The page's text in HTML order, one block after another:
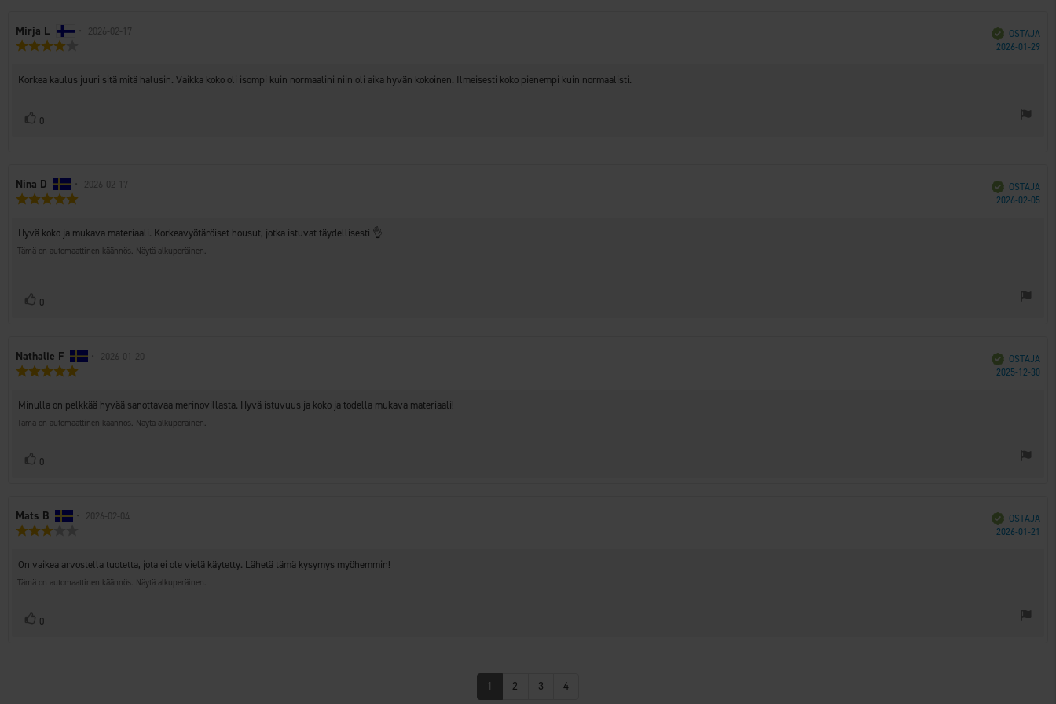
Arvostelun
kirjoittaja:
Mirja L • Arvostelun
2026-02-17
5:sta
Vahvistettu
OSTAJA
2026-01-29
Arvostelun
Korkea kaulus juuri sitä mitä halusin. Vaikka koko oli isompi kuin normaalini niin oli aika hyvän kokoinen. Ilmeisesti koko pienempi kuin normaalisti.
Äänestä
0
Arvostelun
kirjoittaja:
Nina D • Arvostelun
2026-02-17
5:sta
tähdestä
Vahvistettu
OSTAJA
2026-02-05
Arvostelun
teksti:
Hyvä koko ja mukava materiaali. Korkeavyötäröiset housut, jotka istuvat täydellisesti 👌
Tämä on automaattinen käännös. Näytä alkuperäinen.
Äänestä
0
Arvostelun
kirjoittaja:
Nathalie F • Arvostelun
2026-01-20
5:sta
tähdestä
Vahvistettu
OSTAJA
2025-12-30
Arvostelun
teksti:
Minulla on pelkkää hyvää sanottavaa merinovillasta. Hyvä istuvuus ja koko ja todella mukava materiaali!
Tämä on automaattinen käännös. Näytä alkuperäinen.
Äänestä
0
Arvostelun
kirjoittaja:
Mats B • Arvostelun
2026-02-04
5:sta
tähdestä
Vahvistettu
OSTAJA
2026-01-21
Arvostelun
teksti:
On vaikea arvostella tuotetta, jota ei ole vielä käytetty. Lähetä tämä kysymys myöhemmin!
Tämä on automaattinen käännös. Näytä alkuperäinen.
Äänestä
0
1 2 3 4